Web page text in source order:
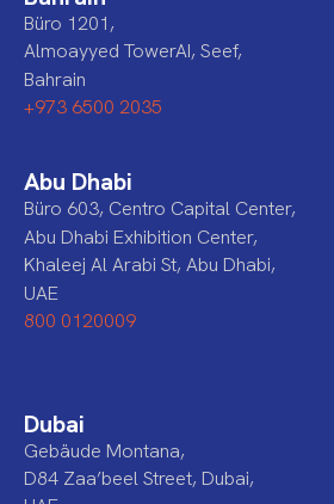
Büro 1201,
Almoayyed TowerAI, Seef,
Bahrain
+973 6500 2035
Abu Dhabi
Büro 603, Centro Capital Center,
Abu Dhabi Exhibition Center,
Khaleej Al Arabi St, Abu Dhabi,
UAE
800 0120009
Dubai
Gebäude Montana,
D84 Zaa’beel Street, Dubai,